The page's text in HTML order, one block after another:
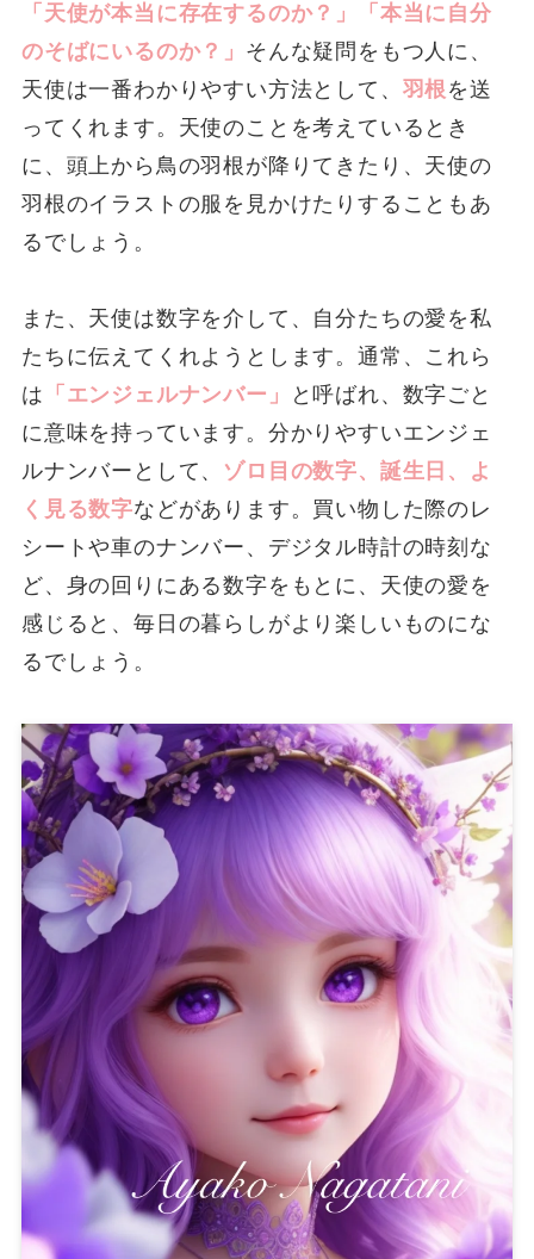
「天使が本当に存在するのか？」「本当に自分
のそばにいるのか？」 そんな疑問をもつ人に、
天使は一番わかりやすい方法として、 羽根 を送
ってくれます。天使のことを考えているとき
に、頭上から鳥の羽根が降りてきたり、天使の
羽根のイラストの服を見かけたりすることもあ
るでしょう。
また、天使は数字を介して、自分たちの愛を私
たちに伝えてくれようとします。通常、これら
は 「エンジェルナンバー」
と呼ばれ、数字ごと
に意味を持っています。分かりやすいエンジェ
ルナンバーとして、 ゾロ目の数字、誕生日、よ
く見る数字などがあります。買い物した際のレ
シートや車のナンバー、デジタル時計の時刻な
ど、身の回りにある数字をもとに、天使の愛を
感じると、毎日の暮らしがより楽しいものにな
るでしょう。